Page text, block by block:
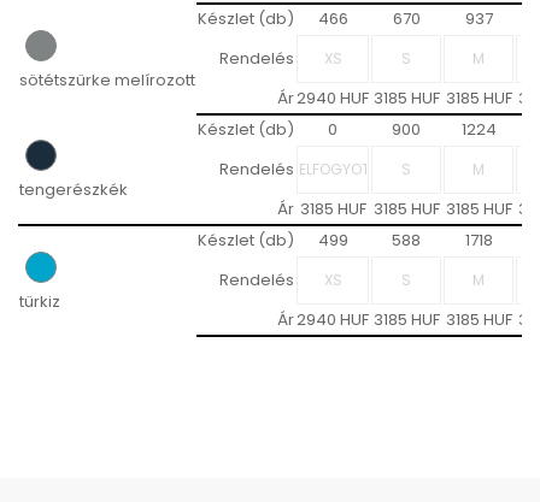
sötétszürke melírozott
Készlet (db) 466 670 937
Rendelés
Ár2940 HUF 3185 HUF 3185 HUF
tengerészkék
Készlet (db) 0 900 1224
Rendelés
Ár 3185 HUF 3185 HUF 3185 HUF
türkiz
Készlet (db) 499 588 1718
Rendelés
Ár2940 HUF 3185 HUF 3185 HUF